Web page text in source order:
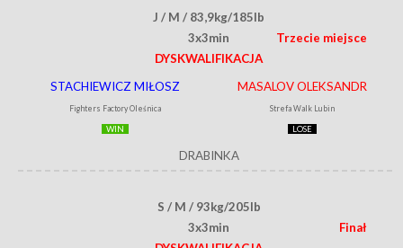
J / M / 83,9kg/185lb
3x3min
Trzecie miejsce
DYSKWALIFIKACJA
STACHIEWICZ MIŁOSZ
Fighters Factory Oleśnica
WIN
MASALOV OLEKSANDR
Strefa Walk Lubin
LOSE
DRABINKA
S / M / 93kg/205lb
3x3min
Finał